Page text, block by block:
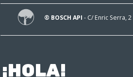
® BOSCH API - C/ Enric Serra,
¡HOLA!